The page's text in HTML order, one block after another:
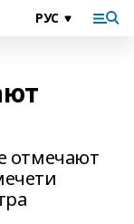
отмечают